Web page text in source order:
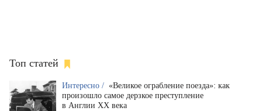
Топ статей
Интересно / «Великое ограбление поезда»: как
произошло самое дерзкое преступление
в Англии XX века